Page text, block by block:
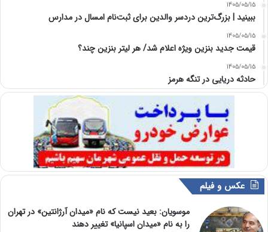
1405/05/15
ببینید | بزرگ‌ترین دردسر والدین برای ثبت‌نام امسال در مدارس
1405/05/15
قیمت جدید بنزین ویژه اعلام شد/ هر لیتر بنزین چند؟
1405/05/15
حادثه دریایی در تنگه هرمز
عکس و فیلم
موسویان: بعید نیست که نام «میدان آرژانتین» در تهران
را به نام «میدان اسپانیا» تغییر دهند